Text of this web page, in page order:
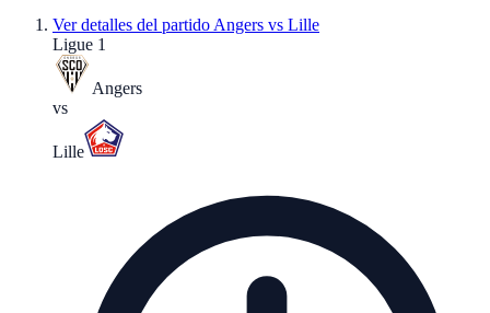
Ver detalles del partido Angers vs Lille
Ligue 1
Angers
vs
Lille